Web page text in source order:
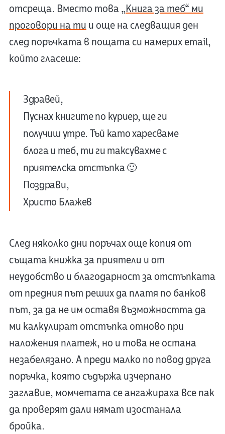
отсреща. Вместо това„Книга за теб“ ми
проговори на ти и още на следващия ден
след поръчката в пощата си намерих email,
който гласеше:
Здравей,
Пуснах книгите по куриер, ще ги
получиш утре. Тъй като харесваме
блога и теб, ти ги таксувахме с
приятелска отстъпка 🙂
Поздрави,
Христо Блажев
След няколко дни поръчах още копия от
същата книжка за приятели и от
неудобство и благодарност за отстъпката
от предния път реших да платя по банков
път, за да не им оставя възможността да
ми калкулират отстъпка отново при
наложения платеж, но и това не остана
незабелязано. А преди малко по повод друга
поръчка, която съдържа изчерпано
заглавие, момчетата се ангажираха все пак
да проверят дали нямат изостанала
бройка.